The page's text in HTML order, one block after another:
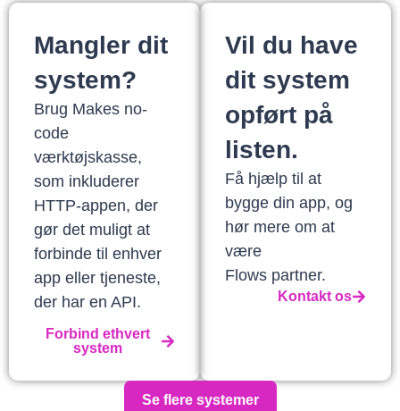
Mangler dit
system?
Brug Makes no-
code
værktøjskasse,
som inkluderer
HTTP-appen, der
gør det muligt at
forbinde til enhver
app eller tjeneste,
der har en API.
Forbind ethvert
system
Vil du have
dit system
opført på
listen.
Få hjælp til at
bygge din app, og
hør mere om at
være
Flows partner.
Kontakt os
Se flere systemer